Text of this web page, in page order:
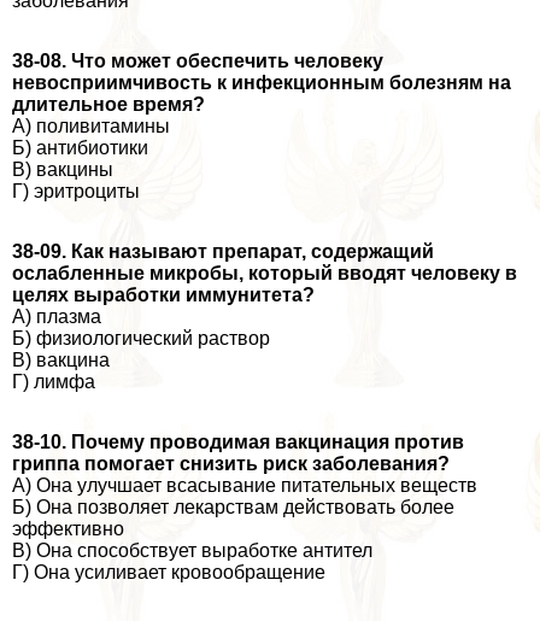
38-08. Что может обеспечить человеку
невосприимчивость к инфекционным болезням на
длительное время?
А) поливитамины
Б) антибиотики
В) вакцины
Г) эритроциты
38-09. Как называют препарат, содержащий
ослабленные микробы, который вводят человеку в
целях выработки иммунитета?
А) плазма
Б) физиологический раствор
В) вакцина
Г) лимфа
38-10. Почему проводимая вакцинация против
гриппа помогает снизить риск заболевания?
А) Она улучшает всасывание питательных веществ
Б) Она позволяет лекарствам действовать более
эффективно
В) Она способствует выработке антител
Г) Она усиливает кровообращение